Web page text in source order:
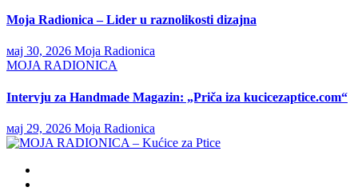
Moja Radionica – Lider u raznolikosti dizajna
мај 30, 2026 Moja Radionica
MOJA RADIONICA
Intervju za Handmade Magazin: „Priča iza kucicezaptice.com“
мај 29, 2026 Moja Radionica